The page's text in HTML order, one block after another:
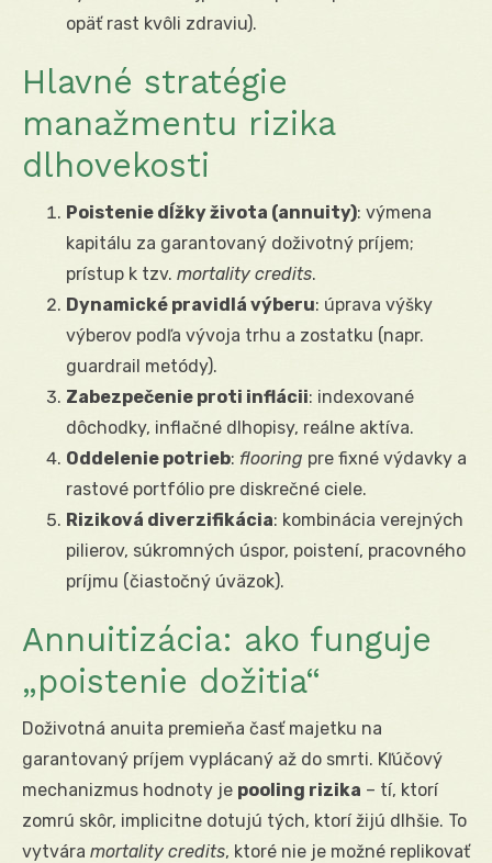
opäť rast kvôli zdraviu).
Hlavné stratégie
manažmentu rizika
dlhovekosti
Poistenie dĺžky života (annuity): výmena
kapitálu za garantovaný doživotný príjem;
prístup k tzv. mortality credits.
Dynamické pravidlá výberu: úprava výšky
výberov podľa vývoja trhu a zostatku (napr.
guardrail metódy).
Zabezpečenie proti inflácii: indexované
dôchodky, inflačné dlhopisy, reálne aktíva.
Oddelenie potrieb: flooring pre fixné výdavky a
rastové portfólio pre diskrečné ciele.
Riziková diverzifikácia: kombinácia verejných
pilierov, súkromných úspor, poistení, pracovného
príjmu (čiastočný úväzok).
Annuitizácia: ako funguje
„poistenie dožitia“
Doživotná anuita premieňa časť majetku na
garantovaný príjem vyplácaný až do smrti. Kľúčový
mechanizmus hodnoty je pooling rizika – tí, ktorí
zomrú skôr, implicitne dotujú tých, ktorí žijú dlhšie. To
vytvára mortality credits, ktoré nie je možné replikovať